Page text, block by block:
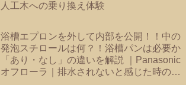
人工木への乗り換え体験
浴槽エプロンを外して内部を公開！！中の
発泡スチロールは何？！浴槽パンは必要か
「あり・なし」の違いを解説 ｜Panasonic
オフローラ｜排水されないと感じた時のバ